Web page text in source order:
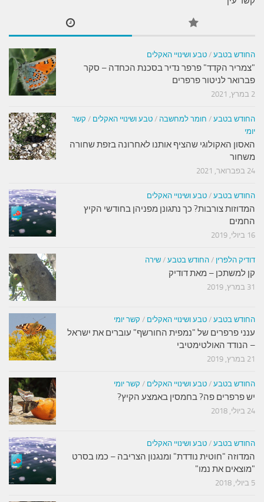
החודש בטבע / טבע ושינויי האקלים
"צמריר הקדד" פרפר נדיר בסכנת הכחדה – סקר
פברואר לניטור פרפרים
2 במרץ, 2021
החודש בטבע / חומר למחשבה / טבע ושינויי האקלים / קשר
יומי
האסון האקולוגי שהציף אותנו לאחרונה בזפת שחורה
משחור
24 בפברואר, 2021
החודש בטבע / טבע ושינויי האקלים
המדוזות צורבות? כך נתגונן מפניהן בחודשי הקיץ
החמים
16 ביולי, 2019
דודיק הלפרין / החודש בטבע / שירה
קן למשתכן – מאת דודיק
31 במרץ, 2019
החודש בטבע / טבע ושינויי האקלים / קשר יומי
ענני פרפרים של "נמפית החורשף" עוברים את ישראל
– הנודד האולטימטיבי
21 במרץ, 2019
החודש בטבע / טבע ושינויי האקלים / קשר יומי
יש פרפרים פה? בחמסין באמצע הקיץ?
24 ביולי, 2018
החודש בטבע / טבע ושינויי האקלים
המדוזה "חוטית נודדת" ומנגנון הצריבה – כמו בסרט
"מוצאים את נמו"
5 ביולי, 2018